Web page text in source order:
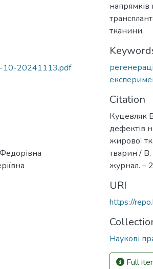
10-20241113.pdf
напрямків
тканини.
Citation
Куцевляк
дефектів
жирової
тварин / В.
журнал. –
URI
https://
Наукові
Full